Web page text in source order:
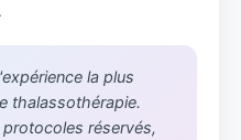
la plus
thalassothérapie.
réservés,